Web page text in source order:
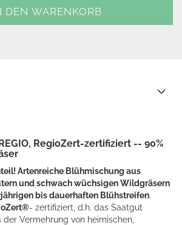
RegioZert-zertifiziert -- 90%
Artenreiche Blühmischung aus
und schwach wüchsigen Wildgräsern
bis dauerhaften Blühstreifen.
- zertifiziert, d.h. das Saatgut
Vermehrung von heimischen,